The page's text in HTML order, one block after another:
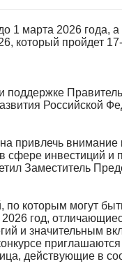
1 марта 2026 года,
который пройдет
Российской
привлечь
инвестиций и
Заместитель
которым могут
год,
и значительным
действующие в